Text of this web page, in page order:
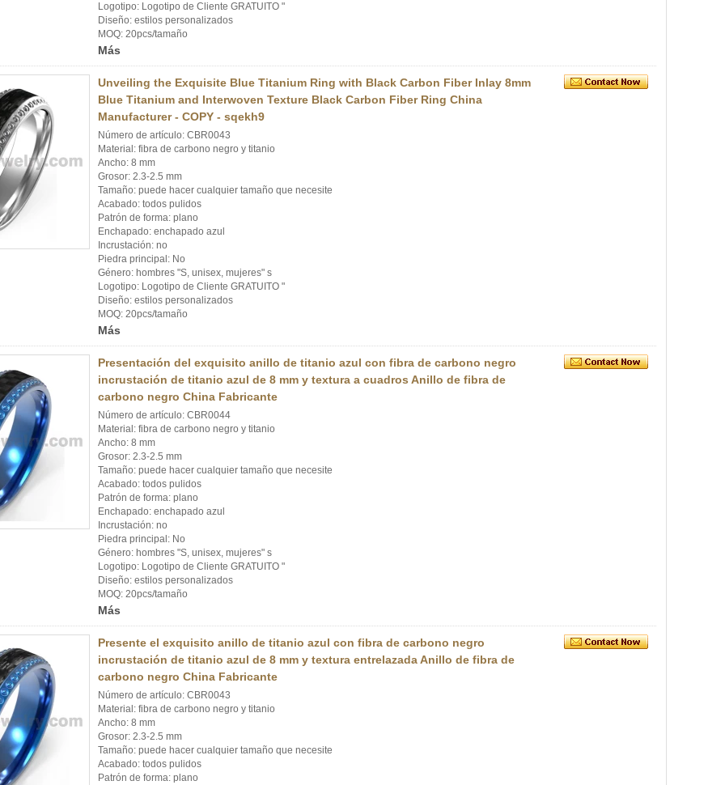
Logotipo: Logotipo de Cliente GRATUITO "
Diseño: estilos personalizados
MOQ: 20pcs/tamaño
Más
Unveiling the Exquisite Blue Titanium Ring with Black Carbon Fiber Inlay 8mm
Blue Titanium and Interwoven Texture Black Carbon Fiber Ring China
Manufacturer - COPY - sqekh9
Número de artículo: CBR0043
Material: fibra de carbono negro y titanio
Ancho: 8 mm
Grosor: 2.3-2.5 mm
Tamaño: puede hacer cualquier tamaño que necesite
Acabado: todos pulidos
Patrón de forma: plano
Enchapado: enchapado azul
Incrustación: no
Piedra principal: No
Género: hombres "S, unisex, mujeres" s
Logotipo: Logotipo de Cliente GRATUITO "
Diseño: estilos personalizados
MOQ: 20pcs/tamaño
Más
Presentación del exquisito anillo de titanio azul con fibra de carbono negro
incrustación de titanio azul de 8 mm y textura a cuadros Anillo de fibra de
carbono negro China Fabricante
Número de artículo: CBR0044
Material: fibra de carbono negro y titanio
Ancho: 8 mm
Grosor: 2.3-2.5 mm
Tamaño: puede hacer cualquier tamaño que necesite
Acabado: todos pulidos
Patrón de forma: plano
Enchapado: enchapado azul
Incrustación: no
Piedra principal: No
Género: hombres "S, unisex, mujeres" s
Logotipo: Logotipo de Cliente GRATUITO "
Diseño: estilos personalizados
MOQ: 20pcs/tamaño
Más
Presente el exquisito anillo de titanio azul con fibra de carbono negro
incrustación de titanio azul de 8 mm y textura entrelazada Anillo de fibra de
carbono negro China Fabricante
Número de artículo: CBR0043
Material: fibra de carbono negro y titanio
Ancho: 8 mm
Grosor: 2.3-2.5 mm
Tamaño: puede hacer cualquier tamaño que necesite
Acabado: todos pulidos
Patrón de forma: plano